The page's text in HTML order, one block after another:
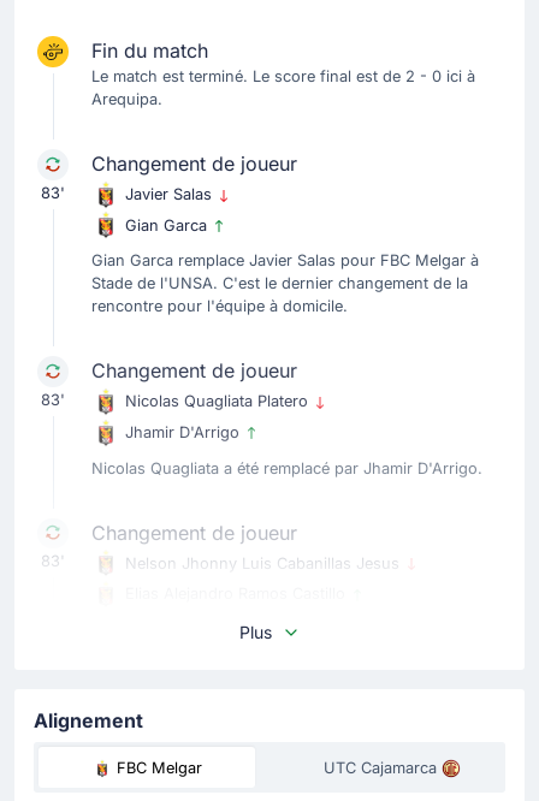
Fin du match
Le match est terminé. Le score final est de 2 - 0 ici à
Arequipa.
83'
Changement de joueur
Javier Salas
Gian Garca
Gian Garca remplace Javier Salas pour FBC Melgar à
Stade de l'UNSA. C'est le dernier changement de la
rencontre pour l'équipe à domicile.
83'
Changement de joueur
Nicolas Quagliata Platero
Jhamir D'Arrigo
Nicolas Quagliata a été remplacé par Jhamir D'Arrigo.
83'
Changement de joueur
Nelson Jhonny Luis Cabanillas Jesus
Elias Alejandro Ramos remplace Nelson Cabanillas pour
Changement de joueur
Santiago Galvez del Cuadro
Plus
Alignement
FBC Melgar UTC Cajamarca